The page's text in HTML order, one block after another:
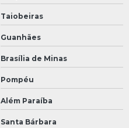
Taiobeiras
Guanhães
Brasília de Minas
Pompéu
Além Paraíba
Santa Bárbara